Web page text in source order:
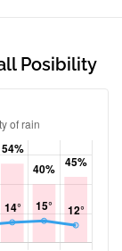
Posibility